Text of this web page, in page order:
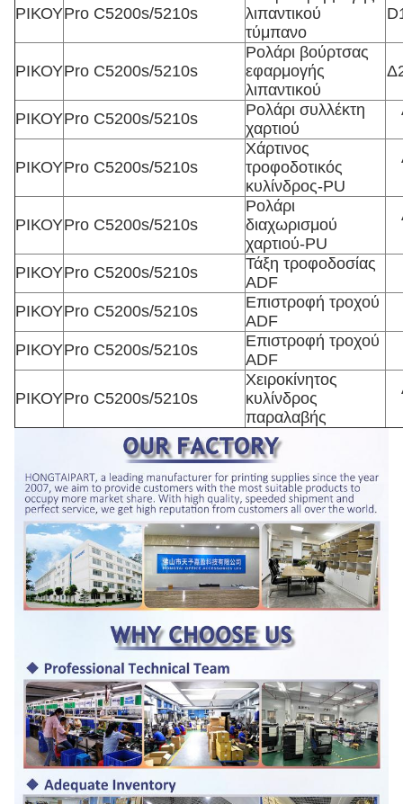
ΡΙΚΟΥPro C5200s/5210s
λιπαντικού
τύμπανο
ΡΙΚΟΥPro C5200s/5210s
Ρολάρι βούρτσας
εφαρμογής
λιπαντικού
ΡΙΚΟΥPro C5200s/5210s
Ρολάρι συλλέκτη
χαρτιού
ΡΙΚΟΥPro C5200s/5210s
Χάρτινος
τροφοδοτικός
κυλίνδρος-PU
ΡΙΚΟΥPro C5200s/5210s
Ρολάρι
διαχωρισμού
χαρτιού-PU
ΡΙΚΟΥPro C5200s/5210s
Τάξη τροφοδοσίας
ADF
ΡΙΚΟΥPro C5200s/5210s
Επιστροφή τροχού
ADF
ΡΙΚΟΥPro C5200s/5210s
Επιστροφή τροχού
ADF
ΡΙΚΟΥPro C5200s/5210s
Χειροκίνητος
κυλίνδρος
παραλαβής